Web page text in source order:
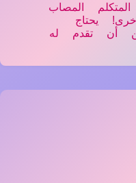
المصاب
يحتاج
أن تقدم له